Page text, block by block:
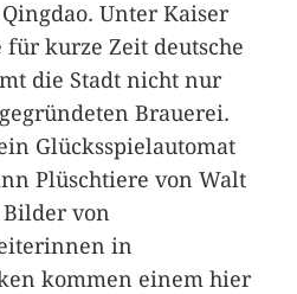
Unter Kaiser
kurze Zeit deutsche
die Stadt nicht nur
Brauerei.
Glücksspielautomat
Plüschtiere von Walt
von
in
kommen einem hier